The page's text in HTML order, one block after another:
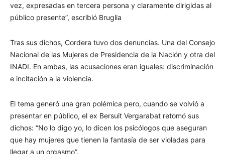
vez, expresadas en tercera persona y claramente dirigidas al
público presente”, escribió Bruglia
Tras sus dichos, Cordera tuvo dos denuncias. Una del Consejo
Nacional de las Mujeres de Presidencia de la Nación y otra del
INADI. En ambas, las acusaciones eran iguales: discriminación
e incitación a la violencia.
El tema generó una gran polémica pero, cuando se volvió a
presentar en público, el ex Bersuit Vergarabat retomó sus
dichos: “No lo digo yo, lo dicen los psicólogos que aseguran
que hay mujeres que tienen la fantasía de ser violadas para
llegar a un orgasmo”.